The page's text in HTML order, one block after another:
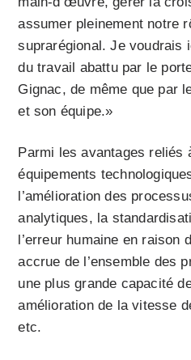
assumer pleinement notre
suprarégional. Je voudrais
du travail abattu par le
Gignac, de même que par
et son équipe.»
Parmi les avantages reliés
équipements
l’amélioration des
analytiques, la
l’erreur humaine en raison
accrue de l’ensemble des
une plus grande capacité
amélioration de la vitesse
etc.